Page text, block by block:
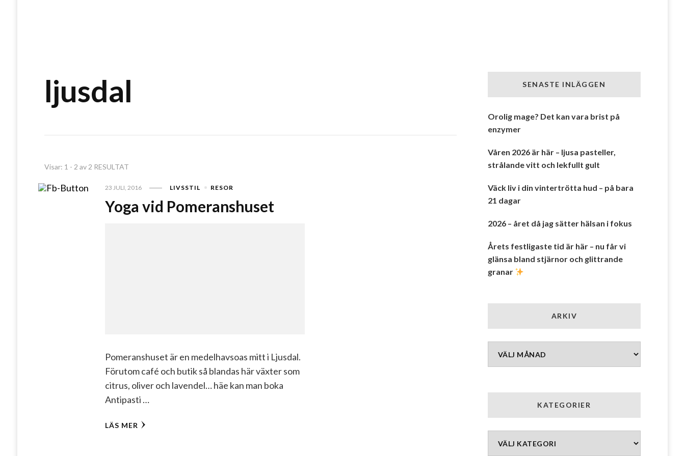
ljusdal
Visar: 1 - 2 av 2 RESULTAT
23 JULI, 2016 LIVSSTIL RESOR
Yoga vid Pomeranshuset
Pomeranshuset är en medelhavsoas mitt i Ljusdal.
Förutom café och butik så blandas här växter som
citrus, oliver och lavendel… häe kan man boka
Antipasti …
LÄS MER
SENASTE INLÄGGEN
Orolig mage? Det kan vara brist på
enzymer
Våren 2026 är här – ljusa pasteller,
strålande vitt och lekfullt gult
Väck liv i din vintertrötta hud – på bara
21 dagar
2026 – året då jag sätter hälsan i fokus
Årets festligaste tid är här – nu får vi
glänsa bland stjärnor och glittrande
granar
ARKIV
Arkiv
KATEGORIER
Kategorier